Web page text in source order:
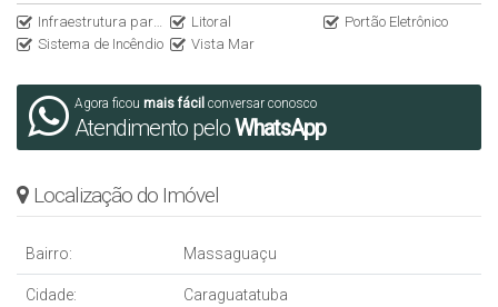
Infraestrutura para ar-condicionado Litoral
Portão Eletrônico
Sistema de Incêndio
Vista Mar
Agora ficou mais fácil conversar conosco
Atendimento peloWhatsApp
Localização do Imóvel
Bairro: Massaguaçu
Cidade: Caraguatatuba